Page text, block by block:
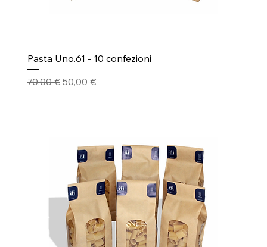
Pasta Uno.61 - 10 confezioni
Prezzo regolare
70,00 € Prezzo scontato
50,00 €